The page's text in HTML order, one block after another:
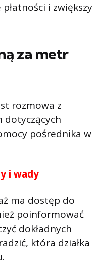
i zwiększy
za metr
rozmowa z
dotyczących
pośrednika w
i wady
ma dostęp do
poinformować
dokładnych
która działka